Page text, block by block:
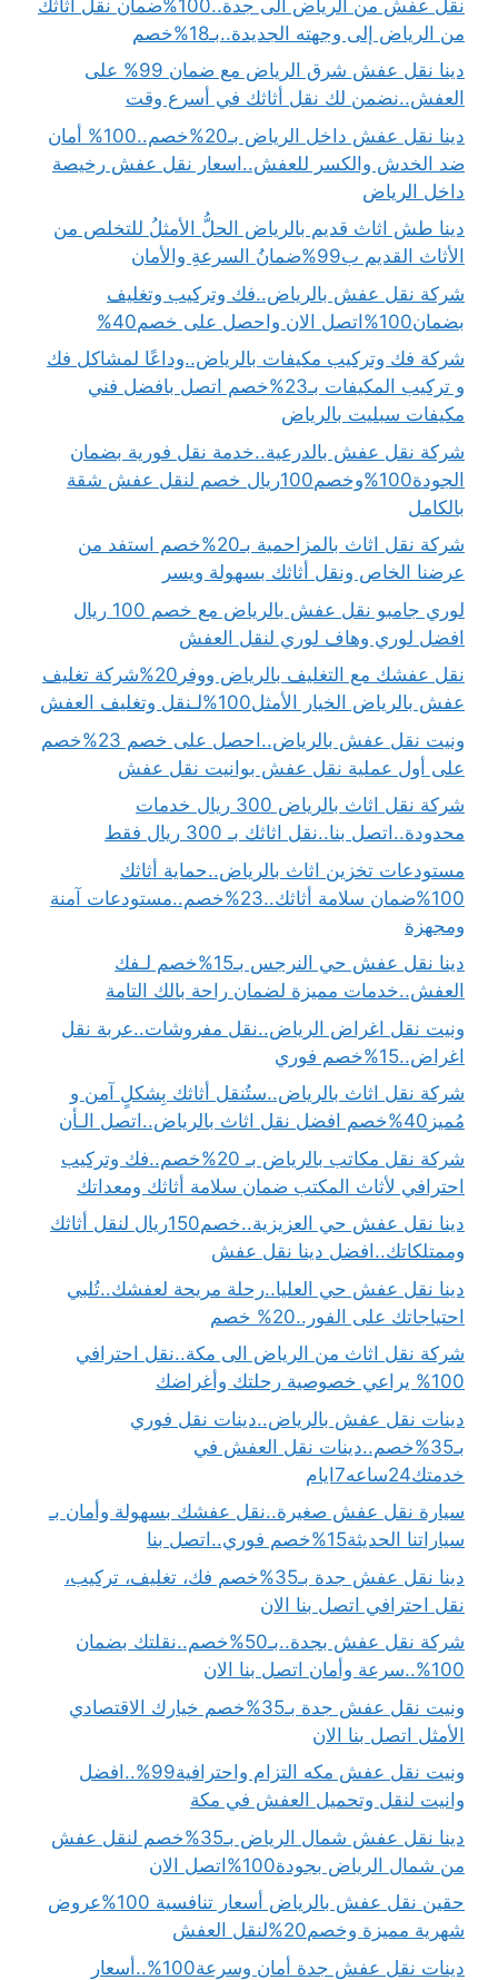
نقل عفش من الرياض الى جدة..100%ضمان نقل أثاثك
من الرياض إلى وجهته الجديدة..بـ18%خصم
دينا نقل عفش شرق الرياض مع ضمان 99% على
العفش..نضمن لك نقل أثاثك في أسرع وقت
دينا نقل عفش داخل الرياض بـ20%خصم..100% أمان
ضد الخدش والكسر للعفش..اسعار نقل عفش رخيصة
داخل الرياض
دينا طش اثاث قديم بالرياض الحلُّ الأمثلُ للتخلص من
الأثاث القديم ب99%ضمانُ السرعةِ والأمان
شركة نقل عفش بالرياض..فك وتركيب وتغليف
بضمان100%اتصل الان واحصل على خصم40%
شركة فك وتركيب مكيفات بالرياض..وداعًا لمشاكل فك
و تركيب المكيفات بـ23%خصم اتصل بافضل فني
مكيفات سبليت بالرياض
شركة نقل عفش بالدرعية..خدمة نقل فورية بضمان
الجودة100%وخصم100ريال خصم لنقل عفش شقة
بالكامل
شركة نقل اثاث بالمزاحمية بـ20%خصم استفد من
عرضنا الخاص ونقل أثاثك بسهولة ويسر
لوري جامبو نقل عفش بالرياض مع خصم 100 ريال
افضل لوري وهاف لوري لنقل العفش
نقل عفشك مع التغليف بالرياض ووفر20%شركة تغليف
عفش بالرياض الخيار الأمثل100%لـنقل وتغليف العفش
ونيت نقل عفش بالرياض..احصل على خصم 23%خصم
على أول عملية نقل عفش بوانيت نقل عفش
شركة نقل اثاث بالرياض 300 ريال خدمات
محدودة..اتصل بنا..نقل اثاثك بـ 300 ريال فقط
مستودعات تخزين اثاث بالرياض..حماية أثاثك
100%ضمان سلامة أثاثك..23%خصم..مستودعات آمنة
ومجهزة
دينا نقل عفش حي النرجس بـ15%خصم لـفك
العفش..خدمات مميزة لضمان راحة بالك التامة
ونيت نقل اغراض الرياض..نقل مفروشات..عربة نقل
اغراض..15%خصم فوري
شركة نقل اثاث بالرياض..ستُنقل أثاثك بِشكلٍ آمن و
مُميز40%خصم افضل نقل اثاث بالرياض..اتصل الـأن
شركة نقل مكاتب بالرياض بـ 20%خصم..فك وتركيب
احترافي لأثاث المكتب ضمان سلامة أثاثك ومعداتك
دينا نقل عفش حي العزيزية..خصم150ريال لنقل أثاثك
وممتلكاتك..افضل دينا نقل عفش
دينا نقل عفش حي العليا..رحلة مريحة لعفشك..تُلبي
احتياجاتك على الفور..20% خصم
شركة نقل اثاث من الرياض الى مكة..نقل احترافي
100% يراعي خصوصية رحلتك وأغراضك
دينات نقل عفش بالرياض..دينات نقل فوري
بـ35%خصم..دينات نقل العفش في
خدمتك24ساعه7ايام
سيارة نقل عفش صغيرة..نقل عفشك بسهولة وأمان بـ
سياراتنا الحديثة15%خصم فوري..اتصل بنا
دينا نقل عفش جدة بـ35%خصم فك، تغليف، تركيب،
نقل احترافي اتصل بنا الان
شركة نقل عفش بجدة..بـ50%خصم..نقلتك بضمان
100%..سرعة وأمان اتصل بنا الان
ونيت نقل عفش جدة بـ35%خصم خيارك الاقتصادي
الأمثل اتصل بنا الان
ونيت نقل عفش مكه التزام واحترافية99%..افضل
وانيت لنقل وتحميل العفش في مكة
دينا نقل عفش شمال الرياض بـ35%خصم لنقل عفش
من شمال الرياض بجودة100%اتصل الان
حقين نقل عفش بالرياض أسعار تنافسية 100%عروض
شهرية مميزة وخصم20%لنقل العفش
دينات نقل عفش جدة أمان وسرعة100%..أسعار